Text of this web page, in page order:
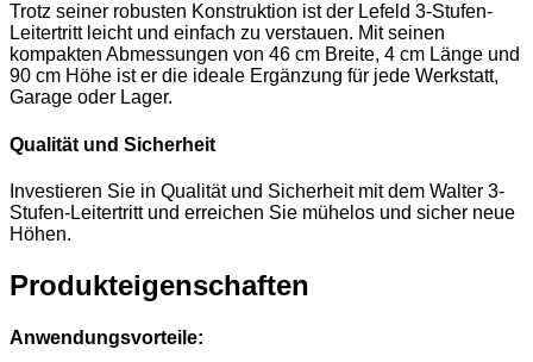
Trotz seiner robusten Konstruktion ist der Lefeld 3-Stufen-
Leitertritt leicht und einfach zu verstauen. Mit seinen
kompakten Abmessungen von 46 cm Breite, 4 cm Länge und
90 cm Höhe ist er die ideale Ergänzung für jede Werkstatt,
Garage oder Lager.
Qualität und Sicherheit
Investieren Sie in Qualität und Sicherheit mit dem Walter 3-
Stufen-Leitertritt und erreichen Sie mühelos und sicher neue
Höhen.
Produkteigenschaften
Anwendungsvorteile: